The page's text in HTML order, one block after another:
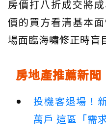
房價打八折成交將
價的買方看清基本
場面臨海嘯修正時盲
房地產推薦新聞
投機客退場！
萬戶 這區「需